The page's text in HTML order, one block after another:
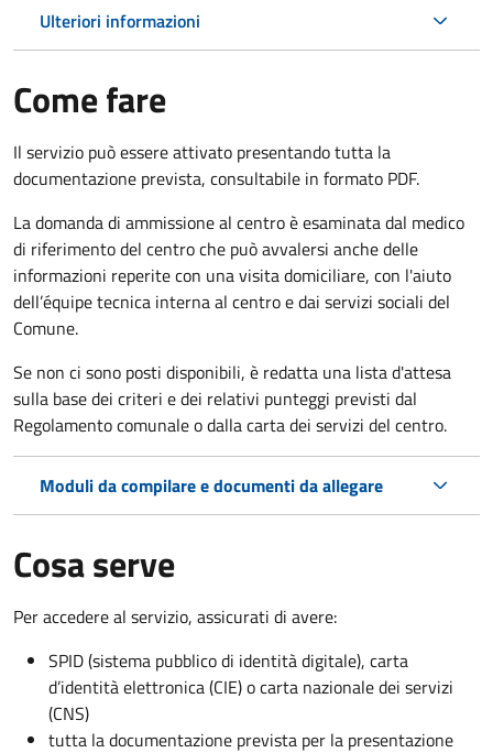
Ulteriori informazioni
Come fare
Il servizio può essere attivato presentando tutta la
documentazione prevista, consultabile in formato PDF.
La domanda di ammissione al centro è esaminata dal medico
di riferimento del centro che può avvalersi anche delle
informazioni reperite con una visita domiciliare, con l'aiuto
dell’équipe tecnica interna al centro e dai servizi sociali del
Comune.
Se non ci sono posti disponibili, è redatta una lista d'attesa
sulla base dei criteri e dei relativi punteggi previsti dal
Regolamento comunale o dalla carta dei servizi del centro.
Moduli da compilare e documenti da allegare
Cosa serve
Per accedere al servizio, assicurati di avere:
SPID (sistema pubblico di identità digitale), carta
d’identità elettronica (CIE) o carta nazionale dei servizi
(CNS)
tutta la documentazione prevista per la presentazione